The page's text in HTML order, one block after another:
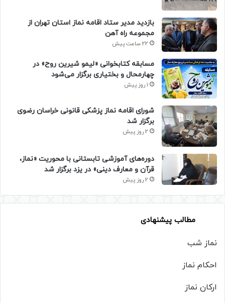
بازدید مدیر ستاد اقامه نماز استان تهران از
مجموعه راه آهن
22 ساعت پیش
مسابقه کتابخوانی «لیمو شیرین روح» در
چهارمحال و بختیاری برگزار می‌شود
1 روز پیش
شورای اقامه نماز پزشکی قانونی خراسان رضوی
برگزار شد
2 روز پیش
دوره‌های آموزشی تابستانی با محوریت «نماز،
قرآن و معارف دینی» در یزد برگزار شد
2 روز پیش
مطالب پیشنهادی
نماز شب
احکام نماز
ارکان نماز